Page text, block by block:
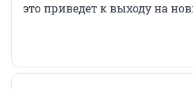
это приведет к выходу на